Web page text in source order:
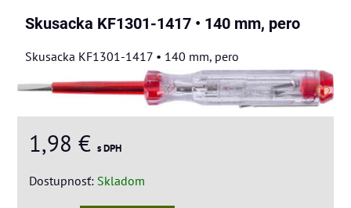
Skusacka KF1301-1417 • 140 mm, pero
Skusacka KF1301-1417 • 140 mm, pero
1,98 € s DPH
Dostupnosť: Skladom